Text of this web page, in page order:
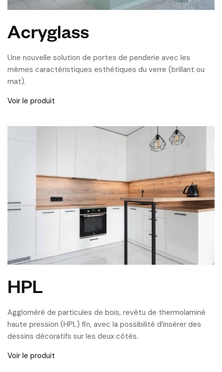
Acryglass
Une nouvelle solution de portes de penderie avec les
mêmes caractéristiques esthétiques du verre (brillant ou
mat).
Voir le produit
HPL
Aggloméré de particules de bois, revêtu de thermolaminé
haute pression (HPL) fin, avec la possibilité d’insérer des
dessins décoratifs sur les deux côtés.
Voir le produit